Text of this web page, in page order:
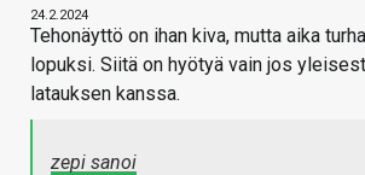
24.2.2024
Tehonäyttö on ihan kiva, mutta aika
lopuksi. Siitä on hyötyä vain jos
latauksen kanssa.
zepi sanoi